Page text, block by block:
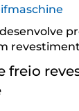
freio